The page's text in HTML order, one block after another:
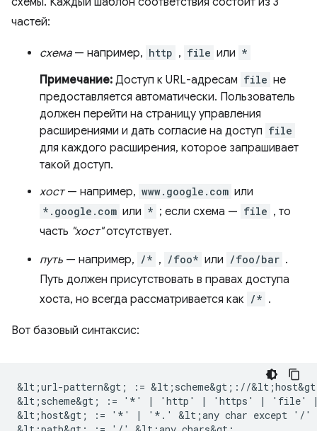
частей:
схема— например, http , file или *
Примечание: Доступ к URL-адресам file не
предоставляется автоматически. Пользователь
должен перейти на страницу управления
расширениями и дать согласие на доступ file
для каждого расширения, которое запрашивает
такой доступ.
хост— например, www.google.com или
*.google.com или * ; если схема — file , то
часть "хост"отсутствует.
путь — например, /* , /foo* или /foo/bar .
Путь должен присутствовать в правах доступа
хоста, но всегда рассматривается как /* .
Вот базовый синтаксис:
&lt;url-pattern&gt; := &lt;scheme&gt;://
&lt;scheme&gt; := '*' | 'http' | 'https' |
&lt;host&gt; := '*' | '*.' &lt;any char except '/'